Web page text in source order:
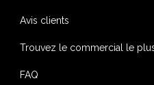
Avis clients
Trouvez le commercial le
FAQ